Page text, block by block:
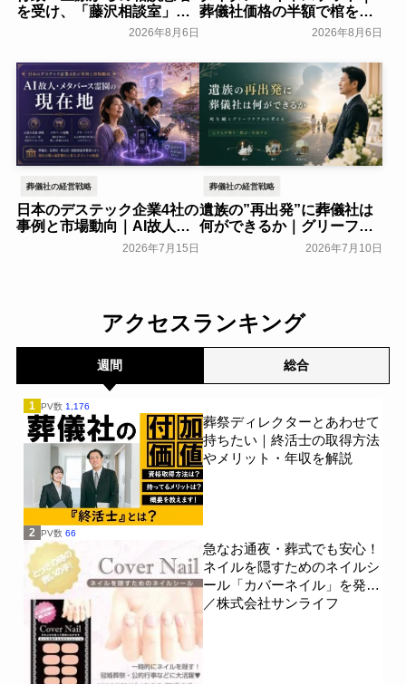
を受け、「藤沢相談室」を
開設～アドバンスライフプ
2026年8月6日
葬儀社価格の半額で棺を売
る「DTC型棺ビジネス」の
2026年8月6日
葬儀社の経営戦略
日本のデステック企業4社の
事例と市場動向｜AI故人・
メタバース霊園の現在地
2026年7月15日
葬儀社の経営戦略
遺族の”再出発”に葬儀社は
何ができるか｜グリーフケ
アから読み解く故人との向
2026年7月10日
アクセスランキング
週間 総合
1 PV数 1,176
葬祭ディレクターとあわせて
持ちたい｜終活士の取得方法
やメリット・年収を解説
2 PV数 66
急なお通夜・葬式でも安心！
ネイルを隠すためのネイルシ
ール「カバーネイル」を発売
／株式会社サンライフ